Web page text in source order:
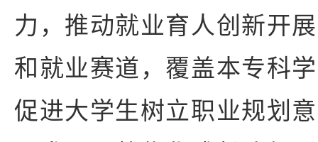
力，推动就业育人创新开
和就业赛道，覆盖本专科
促进大学生树立职业规划